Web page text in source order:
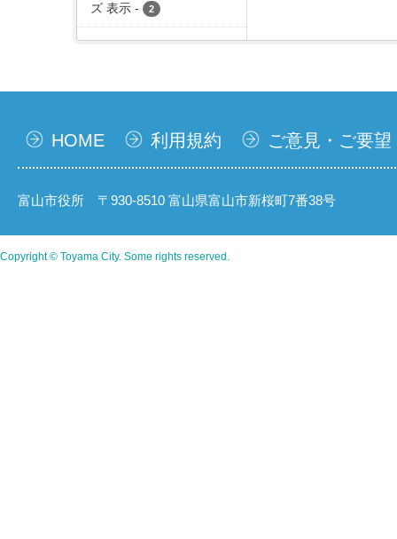
ズ 表示 - 2
HOME 利用規約 ご意見・ご要望
富山市役所 〒930-8510 富山県富山市新桜町7番38号
Copyright © Toyama City. Some rights reserved.